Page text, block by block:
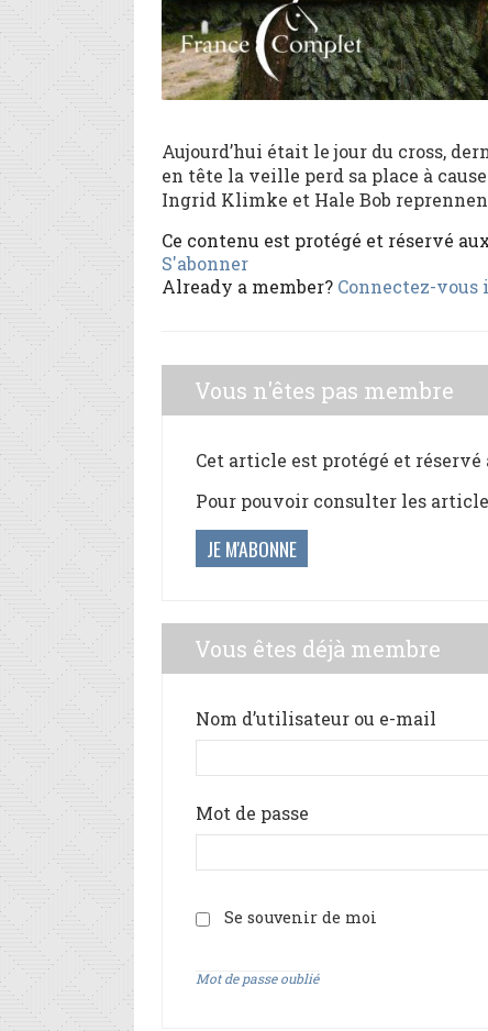
Aujourd’hui était le jour du cross,
en tête la veille perd sa place à
Ingrid Klimke et Hale Bob
Ce contenu est protégé et réservé
S'abonner
Already a member? Connectez-vous
Vous n'êtes pas membre
Cet article est protégé et réservé
Pour pouvoir consulter les
JE M'ABONNE
Vous êtes déjà membre
Nom d’utilisateur ou e-mail
Mot de passe
Se souvenir de moi
Mot de passe oublié